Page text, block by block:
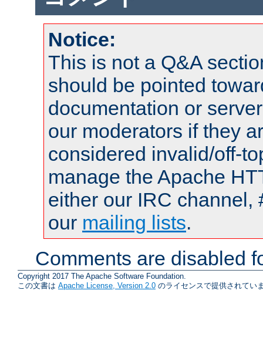
Notice:
This is not a Q&A
should be pointed
documentation or
our moderators if they
considered invalid/off-
manage the Apache
either our IRC channel,
our mailing lists.
Comments are disabled
Copyright 2017 The Apache Software Foundation.
この文書は Apache License, Version 2.0 のライセンスで提供されてい